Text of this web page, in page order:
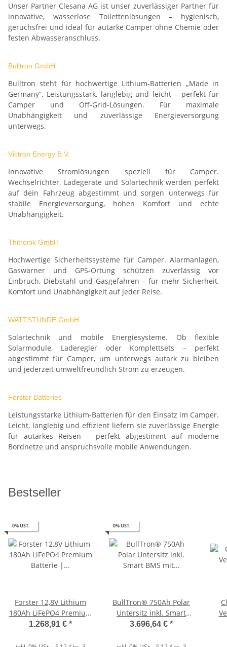
Unser Partner Clesana AG ist unser zuverlässiger Partner für
innovative, wasserlose Toilettenlösungen – hygienisch,
geruchsfrei und ideal für autarke Camper ohne Chemie oder
festen Abwasseranschluss.
Bulltron GmbH
Bulltron steht für hochwertige Lithium-Batterien „Made in
Germany“. Leistungsstark, langlebig und leicht – perfekt für
Camper und Off-Grid-Lösungen. Für maximale
Unabhängigkeit und zuverlässige Energieversorgung
unterwegs.
Victron Energy B.V.
Innovative Stromlösungen speziell für Camper.
Wechselrichter, Ladegeräte und Solartechnik werden perfekt
auf dein Fahrzeug abgestimmt und sorgen unterwegs für
stabile Energieversorgung, hohen Komfort und echte
Unabhängigkeit.
Thitronik GmbH
Hochwertige Sicherheitssysteme für Camper. Alarmanlagen,
Gaswarner und GPS-Ortung schützen zuverlässig vor
Einbruch, Diebstahl und Gasgefahren – für mehr Sicherheit,
Komfort und Unabhängigkeit auf jeder Reise.
WATTSTUNDE GmbH
Solartechnik und mobile Energiesysteme. Ob flexible
Solarmodule, Laderegler oder Komplettsets – perfekt
abgestimmt für Camper, um unterwegs autark zu bleiben
und jederzeit umweltfreundlich Strom zu erzeugen.
Forster Batteries
Leistungsstarke Lithium-Batterien für den Einsatz im Camper.
Leicht, langlebig und effizient liefern sie zuverlässige Energie
für autarkes Reisen – perfekt abgestimmt auf moderne
Bordnetze und anspruchsvolle mobile Anwendungen.
Bestseller
0% UST.
Forster 12,8V Lithium
180Ah LiFePO4 Premium
Batterie | 200A-BMS-2.0
1.268,91 € *
0% UST.
BullTron® 750Ah Polar
Untersitz inkl. Smart
BMS mit 500A
App, CAN-Bus, RS485
3.696,64 € *